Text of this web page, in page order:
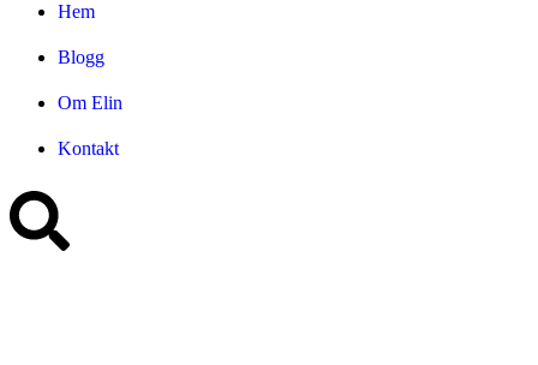
Hem
Blogg
Om Elin
Kontakt